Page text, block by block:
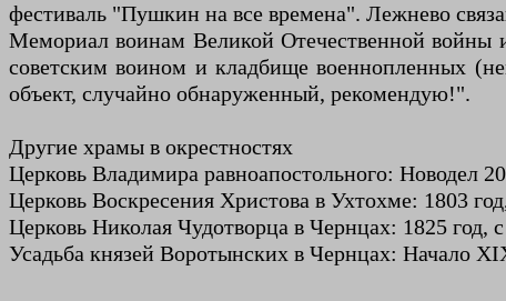
фестиваль "Пушкин на все времена". Лежнево
Мемориал воинам Великой Отечественной войны
советским воином и кладбище военнопленных
объект, случайно обнаруженный, рекомендую!".
Другие храмы в окрестностях
Церковь Владимира равноапостольного: Новодел
Церковь Воскресения Христова в Ухтохме: 1803
Церковь Николая Чудотворца в Чернцах: 1825 год,
Усадьба князей Воротынских в Чернцах: Начало